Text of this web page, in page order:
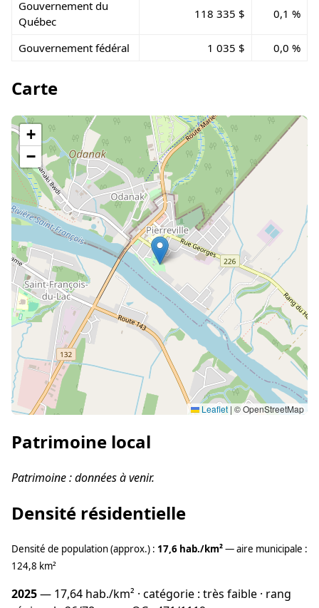
Gouvernement du
Québec
118 335 $ 0,1 %
Gouvernement fédéral 1 035 $ 0,0 %
Carte
+
−
Leaflet | © OpenStreetMap
Patrimoine local
Patrimoine : données à venir.
Densité résidentielle
Densité de population (approx.) : 17,6 hab./km²— aire municipale :
124,8 km²
2025— 17,64 hab./km² · catégorie : très faible · rang